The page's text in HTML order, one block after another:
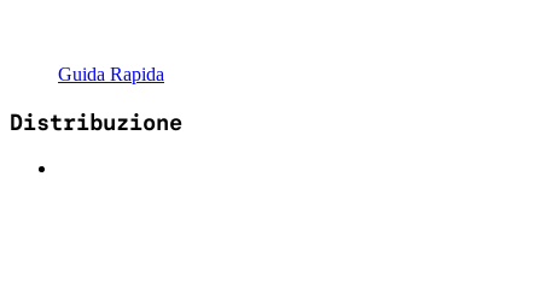
Guida Rapida
Distribuzione